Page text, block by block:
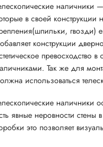
наличники
в своей
гвозди)
конструкции
превосходство
Так же для
использоваться
наличники
явные неровности стены
это позволяет